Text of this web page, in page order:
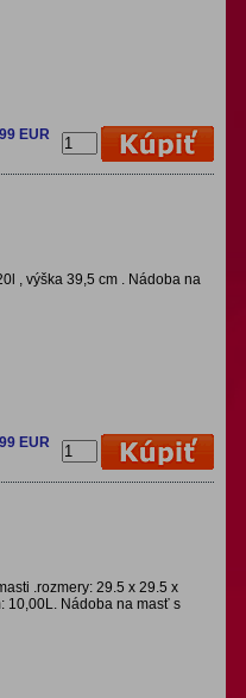
EUR
, výška 39,5 cm . Nádoba na
EUR
.rozmery: 29.5 x 29.5 x
10,00L. Nádoba na masť s